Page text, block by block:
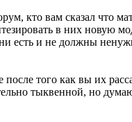
кто вам сказал что
в них новую
есть и не должны
того как вы их
тыквенной, но